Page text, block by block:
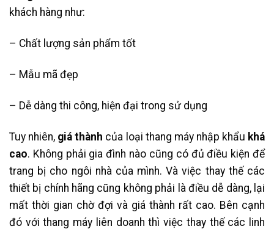
khách hàng như:
– Chất lượng sản phẩm tốt
– Mẫu mã đẹp
– Dễ dàng thi công, hiện đại trong sử dụng
Tuy nhiên, giá thành của loại thang máy nhập khẩu khá
cao. Không phải gia đình nào cũng có đủ điều kiện để
trang bị cho ngôi nhà của mình. Và việc thay thế các
thiết bị chính hãng cũng không phải là điều dễ dàng, lại
mất thời gian chờ đợi và giá thành rất cao. Bên cạnh
đó với thang máy liên doanh thì việc thay thế các linh